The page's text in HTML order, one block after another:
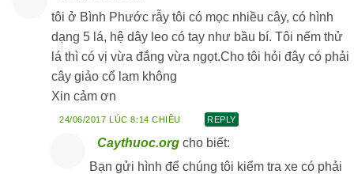
tôi ở Bình Phước rẫy tôi có mọc nhiều cây, có hình
dạng 5 lá, hệ dây leo có tay như bầu bí. Tôi nếm thử
lá thì có vị vừa đắng vừa ngọt.Cho tôi hỏi đây có phải
cây giảo cổ lam không
Xin cảm ơn
24/06/2017 LÚC 8:14 CHIỀU REPLY
Caythuoc.org cho biết:
Bạn gửi hình để chúng tôi kiểm tra xe có phải